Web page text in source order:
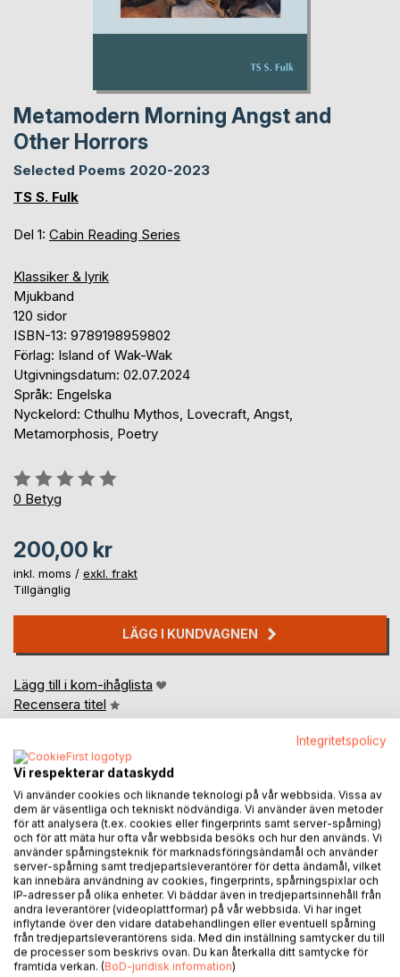
Metamodern Morning Angst and
Other Horrors
Selected Poems 2020-2023
TS S. Fulk
Del 1: Cabin Reading Series
Klassiker & lyrik
Mjukband
120 sidor
ISBN-13: 9789198959802
Förlag: Island of Wak-Wak
Utgivningsdatum: 02.07.2024
Språk: Engelska
Nyckelord: Cthulhu Mythos, Lovecraft, Angst,
Metamorphosis, Poetry
Betyg::
0%
0 Betyg
200,00 kr
inkl. moms / exkl. frakt
Tillgänglig
LÄGG I KUNDVAGNEN
Lägg till i kom-ihåglista
Recensera titel
BESKRIVNING
Metamodern Morning Angst and Other Horrors combines
speculative with general poetry starting with ghosts and
hauntings; moving to loss, grief, sorrow and healing;
morphing into metamorphosis and change; playing with
Lovecraftian cosmic horror; and landing with a mix of
Integritetspolicy
Vi respekterar dataskydd
Vi använder cookies och liknande teknologi på vår webbsida. Vissa av
dem är väsentliga och tekniskt nödvändiga. Vi använder även metoder
för att analysera (t.ex. cookies eller fingerprints samt server-spårning)
och för att mäta hur ofta vår webbsida besöks och hur den används. Vi
använder spårningsteknik för marknadsföringsändamål och använder
server-spårning samt tredjepartsleverantörer för detta ändamål, vilket
kan innebära användning av cookies, fingerprints, spårningspixlar och
IP-adresser på olika enheter. Vi bäddar även in tredjepartsinnehåll från
andra leverantörer (videoplattformar) på vår webbsida. Vi har inget
inflytande över den vidare databehandlingen eller eventuell spårning
från tredjepartsleverantörens sida. Med din inställning samtycker du till
de processer som beskrivs ovan. Du kan återkalla ditt samtycke för
framtida verkan. (BoD-juridisk information)